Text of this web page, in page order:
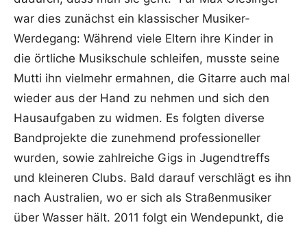
war dies zunächst ein klassischer Musiker-
Werdegang: Während viele Eltern ihre Kinder in
die örtliche Musikschule schleifen, musste seine
Mutti ihn vielmehr ermahnen, die Gitarre auch mal
wieder aus der Hand zu nehmen und sich den
Hausaufgaben zu widmen. Es folgten diverse
Bandprojekte die zunehmend professioneller
wurden, sowie zahlreiche Gigs in Jugendtreffs
und kleineren Clubs. Bald darauf verschlägt es ihn
nach Australien, wo er sich als Straßenmusiker
über Wasser hält. 2011 folgt ein Wendepunkt, die